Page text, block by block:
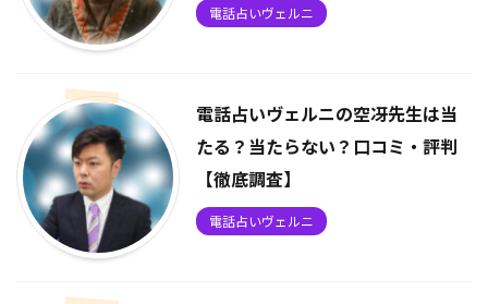
電話占いヴェルニ
電話占いヴェルニの空冴先生は当
たる？当たらない？口コミ・評判
【徹底調査】
電話占いヴェルニ